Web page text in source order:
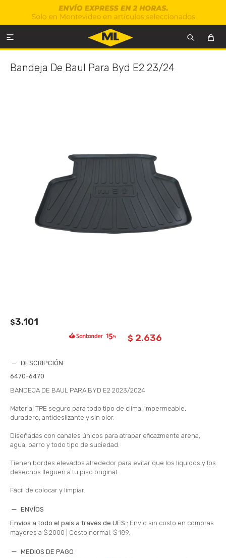

Bandeja De Baul Para Byd E2 23/24
$3.101
$ 2.636
DESCRIPCIÓN
6470-6470
BANDEJA DE BAUL PARA BYD E2 2023/2024
Material TPE seguro para todo tipo de clima, impermeable,
duradero, antideslizante y sin olor.
Diseñadas con canales únicos para atrapar eficazmente arena,
agua, barro y todo tipo de suciedad.
Tienen bordes elevados alrededor para evitar que los líquidos y los
desechos lleguen a tu piso original.
Fácil de colocar y limpiar.
ENVÍOS
Envíos a todo el país a través de UES.: Envío sin costo en compras
mayores a $ 2000 | Costo normal: $ 189.
MEDIOS DE PAGO